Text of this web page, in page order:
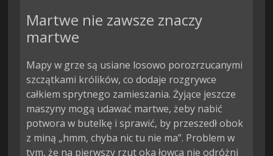
Martwe nie zawsze znaczy
martwe
Mapy w grze są usiane losowo porozrzucanymi
szczątkami królików, co dodaje rozgrywce
całkiem sprytnego zamieszania. Żyjące jeszcze
maszyny mogą udawać martwe, żeby nabić
potwora w butelkę i sprawić, by przeszedł obok
z miną „hmm, chyba nic tu nie ma”. Problem w
tym, że na pierwszy rzut oka łowca nie odróżni